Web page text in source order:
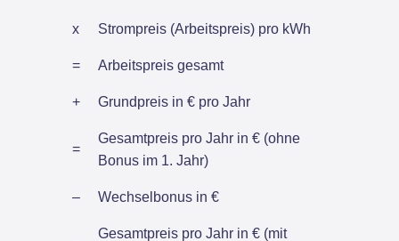
x Strompreis (Arbeitspreis) pro kWh
= Arbeitspreis gesamt
+ Grundpreis in € pro Jahr
=
Gesamtpreis pro Jahr in € (ohne
Bonus im 1. Jahr)
– Wechselbonus in €
Gesamtpreis pro Jahr in € (mit